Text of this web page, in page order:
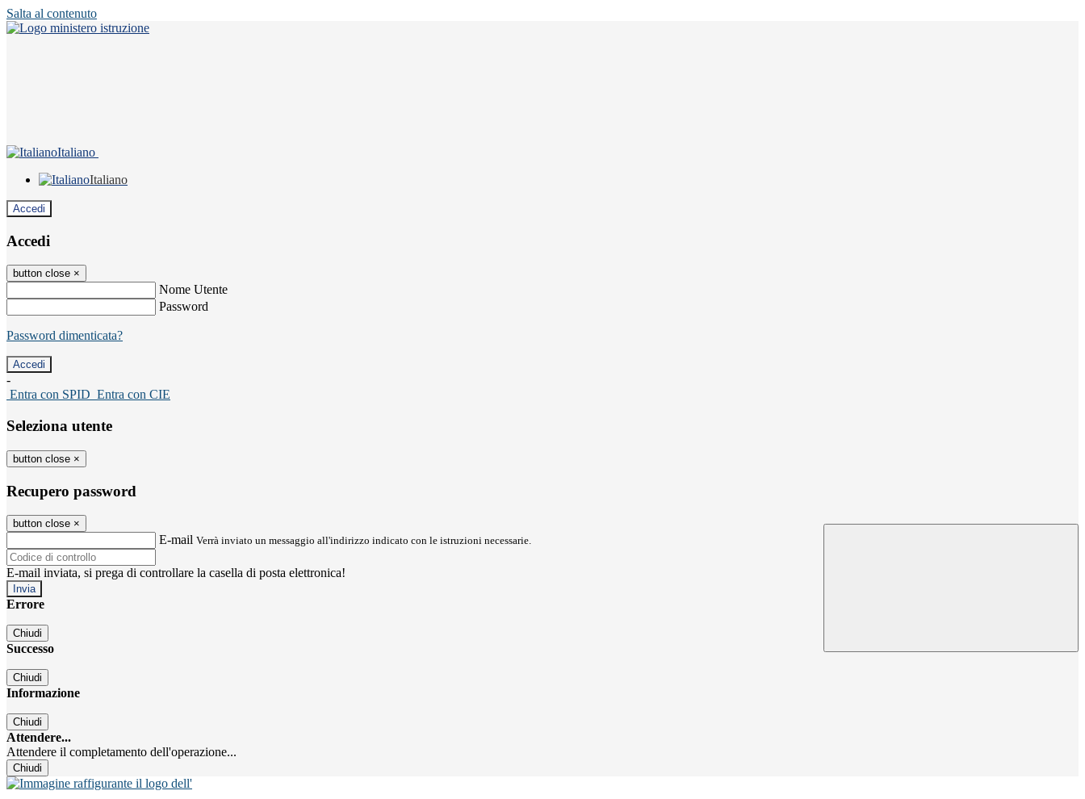
Salta al contenuto
Italiano
Italiano
Accedi
Accedi
button close ×
Nome Utente
Password
Password dimenticata?
-
Entra con SPID Entra con CIE
Seleziona utente
button close ×
Recupero password
button close ×
E-mail Verrà inviato un messaggio all'indirizzo indicato con le istruzioni necessarie.
E-mail inviata, si prega di controllare la casella di posta elettronica!
Errore
Chiudi
Successo
Chiudi
Informazione
Chiudi
Attendere...
Attendere il completamento dell'operazione...
Chiudi